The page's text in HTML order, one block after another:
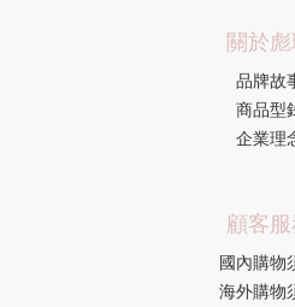
關於
品牌故
商品型
企業理
顧客
國內購物
海外購物